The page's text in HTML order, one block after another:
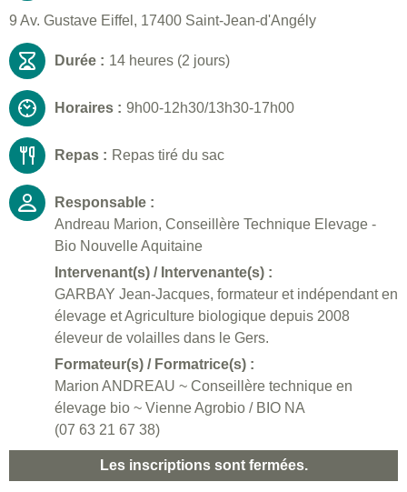
9 Av. Gustave Eiffel, 17400 Saint-Jean-d'Angély
Durée : 14 heures (2 jours)
Horaires : 9h00-12h30/13h30-17h00
Repas : Repas tiré du sac
Responsable :
Andreau Marion, Conseillère Technique Elevage -
Bio Nouvelle Aquitaine
Intervenant(s) / Intervenante(s) :
GARBAY Jean-Jacques, formateur et indépendant en
élevage et Agriculture biologique depuis 2008
éleveur de volailles dans le Gers.
Formateur(s) / Formatrice(s) :
Marion ANDREAU ~ Conseillère technique en
élevage bio ~ Vienne Agrobio / BIO NA
(07 63 21 67 38)
Les inscriptions sont fermées.